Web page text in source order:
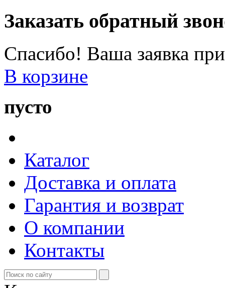
Заказать обратный
Спасибо! Ваша заявка
В корзине
пусто
Каталог
Доставка и оплата
Гарантия и возврат
О компании
Контакты